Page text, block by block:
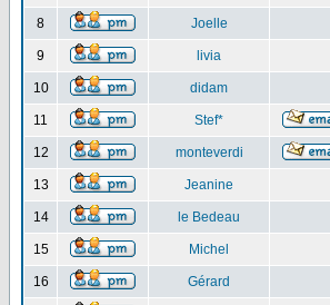
8 Joelle
9 livia
10 didam
11 Stef*
12 monteverdi
13 Jeanine
14 le Bedeau
15 Michel
16 Gérard